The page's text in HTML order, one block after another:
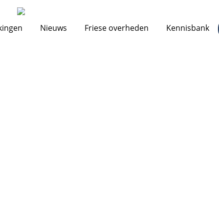
Nieuws Friese overheden Kennisbank